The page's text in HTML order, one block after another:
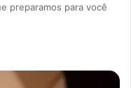
preparamos para você